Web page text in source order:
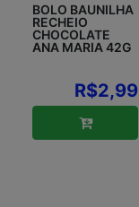
BOLO BAUNILHA
RECHEIO
CHOCOLATE
ANA MARIA 42G
R$2,99